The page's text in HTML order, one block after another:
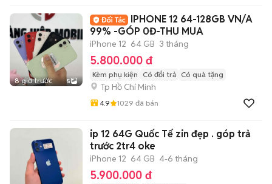
8 giờ trước 5
IPHONE 12 64-128GB VN/A
99% -GÓP 0Đ-THU MUA
iPhone 12 64 GB 3 tháng
5.800.000 đ
Kèm phụ kiện Có đổi trả Có quà tặng
Tp Hồ Chí Minh
4.9 1029 đã bán
ip 12 64G Quốc Tế zin đẹp . góp trả
trước 2tr4 oke
iPhone 12 64 GB 4-6 tháng
5.900.000 đ